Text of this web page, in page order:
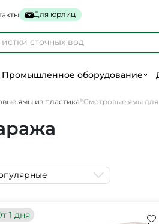
Для юрлиц
Промышленное оборудование
ямы из пластика Смотровые ямы для
1 дня